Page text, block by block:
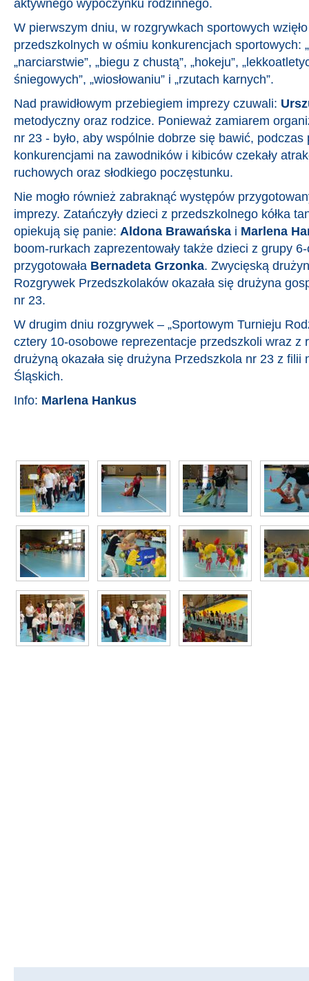
aktywnego wypoczynku rodzinnego.
W pierwszym dniu, w rozgrywkach sportowych
przedszkolnych w ośmiu konkurencjach sportowych:
„narciarstwie”, „biegu z chustą”, „hokeju”,
śniegowych”, „wiosłowaniu” i „rzutach karnych”.
Nad prawidłowym przebiegiem imprezy czuwali:
metodyczny oraz rodzice. Ponieważ zamiarem
nr 23 - było, aby wspólnie dobrze się bawić, podczas
konkurencjami na zawodników i kibiców czekały
ruchowych oraz słodkiego poczęstunku.
Nie mogło również zabraknąć występów
imprezy. Zatańczyły dzieci z przedszkolnego kółka
opiekują się panie: Aldona Brawańska i Marlena
boom-rurkach zaprezentowały także dzieci z grupy
przygotowała Bernadeta Grzonka. Zwycięską
Rozgrywek Przedszkolaków okazała się drużyna
nr 23.
W drugim dniu rozgrywek – „Sportowym Turnieju
cztery 10-osobowe reprezentacje przedszkoli wraz z
drużyną okazała się drużyna Przedszkola nr 23 z filii
Śląskich.
Info: Marlena Hankus